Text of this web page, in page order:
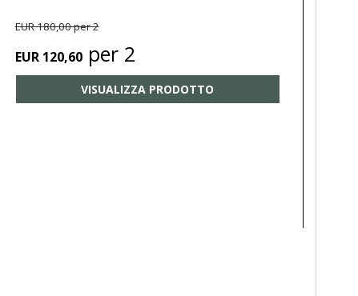
EUR 180,00 per 2
EUR 120,60per 2
VISUALIZZA PRODOTTO